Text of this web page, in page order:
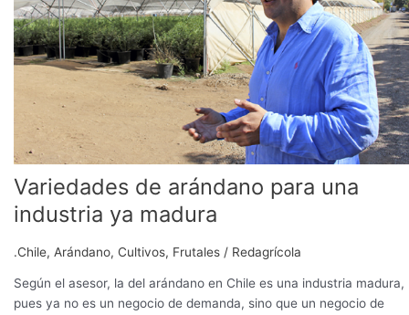
Variedades de arándano para una
industria ya madura
.Chile, Arándano, Cultivos, Frutales / Redagrícola
Según el asesor, la del arándano en Chile es una industria madura,
pues ya no es un negocio de demanda, sino que un negocio de
madura